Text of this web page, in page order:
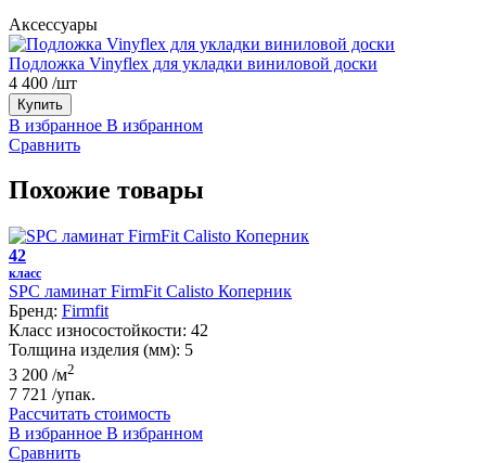
Аксессуары
Подложка Vinyflex для укладки виниловой доски
4 400 /шт
Купить
В избранное В избранном
Сравнить
Похожие товары
42
класс
SPC ламинат FirmFit Calisto Коперник
Бренд: Firmfit
Класс износостойкости: 42
Толщина изделия (мм): 5
3 200 /м2
7 721 /упак.
Рассчитать стоимость
В избранное В избранном
Сравнить